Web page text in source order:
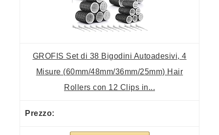
GROFIS Set di 38 Bigodini Autoadesivi, 4
Misure (60mm/48mm/36mm/25mm) Hair
Rollers con 12 Clips in...